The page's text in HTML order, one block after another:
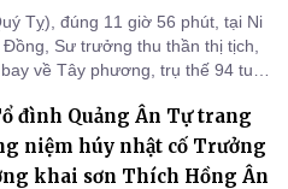
Tỵ), đúng 11 giờ 56 phút, tại Ni
Sư trưởng thu thần thị tịch,
về Tây phương, trụ thế 94 tuổi
đình Quảng Ân Tự trang
niệm húy nhật cố Trưởng
khai sơn Thích Hồng Ân